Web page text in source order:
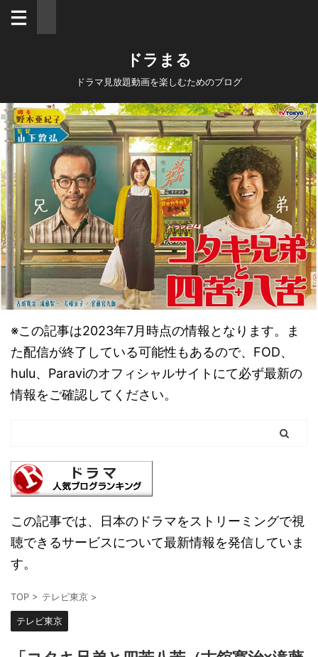
ドラまる
ドラマ見放題動画を楽しむためのブログ
※この記事は2023年7月時点の情報となります。ま
た配信が終了している可能性もあるので、FOD、
hulu、Paraviのオフィシャルサイトにて必ず最新の
情報をご確認してください。
この記事では、日本のドラマをストリーミングで視
聴できるサービスについて最新情報を発信していま
す。
TOP > テレビ東京 >
テレビ東京